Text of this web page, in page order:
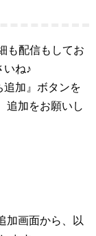
も配信もしてお
いね♪
追加』ボタンを
追加をお願いし
加画面から、以